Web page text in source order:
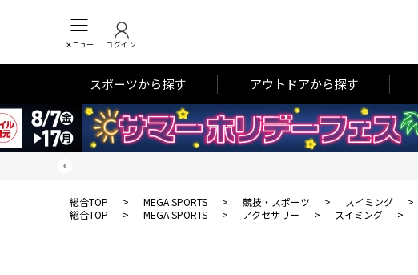
メニュー ログイン
スポーツから探す アウトドアから探す
総合TOP > MEGA SPORTS > 競技・スポーツ > スイミング >
総合TOP
> MEGA SPORTS > アクセサリー > スイミング >